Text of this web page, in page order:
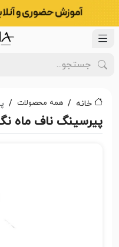
خانه همه محصولات
پیرسینگ ناف ماه نگین